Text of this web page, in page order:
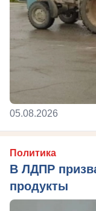
05.08.2026
Политика
В ЛДПР
продукты